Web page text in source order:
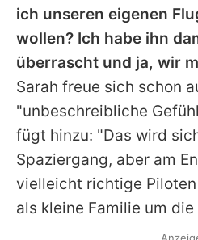
ich unseren eigenen
wollen? Ich habe ihn
überrascht und ja, wir
Sarah freue sich schon
"unbeschreibliche
fügt hinzu: "Das wird
Spaziergang, aber am
vielleicht richtige
als kleine Familie um die